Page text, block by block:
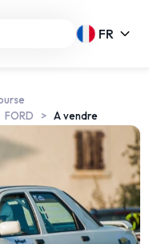
FR
FORD A vendre